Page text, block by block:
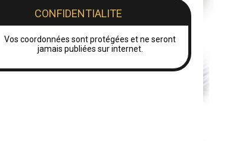
CONFIDENTIALITE
Vos coordonnées sont protégées et ne seront
jamais publiées sur internet.